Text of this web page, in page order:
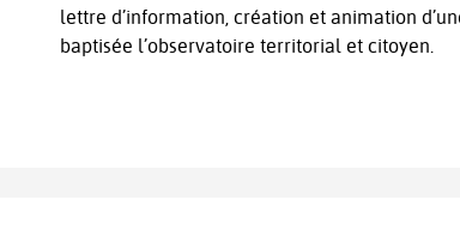
lettre d’information, création et animation
baptisée l’observatoire territorial et citoyen.